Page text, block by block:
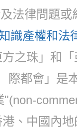
法律問題
識產權和法
之珠」和
際都會」是
"(non-
、中國內